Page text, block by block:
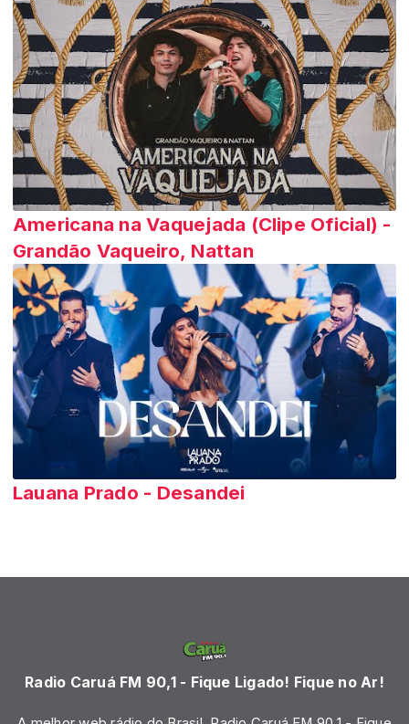
Americana na Vaquejada (Clipe Oficial) -
Grandão Vaqueiro, Nattan
Lauana Prado - Desandei
Radio Caruá FM 90,1 - Fique Ligado! Fique no Ar!